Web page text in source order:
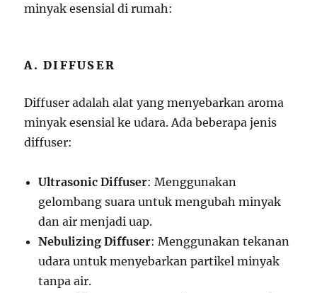
minyak esensial di rumah:
A. DIFFUSER
Diffuser adalah alat yang menyebarkan aroma
minyak esensial ke udara. Ada beberapa jenis
diffuser:
Ultrasonic Diffuser: Menggunakan
gelombang suara untuk mengubah minyak
dan air menjadi uap.
Nebulizing Diffuser: Menggunakan tekanan
udara untuk menyebarkan partikel minyak
tanpa air.